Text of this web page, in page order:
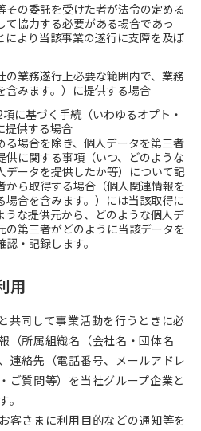
その委託を受けた者が法令の定める
協力する必要がある場合であっ
により当該事業の遂行に支障を及ぼ
の業務遂行上必要な範囲内で、業務
含みます。）に提供する場合
に基づく手続（いわゆるオプト・
提供する場合
る場合を除き、個人データを第三者
供に関する事項（いつ、どのような
データを提供したか等）について記
から取得する場合（個人関連情報を
合を含みます。）には当該取得に
うな提供元から、どのような個人デ
の第三者がどのように当該データを
・記録します。
用
共同して事業活動を行うときに必
（所属組織名（会社名・団体名
連絡先（電話番号、メールアドレ
ご質問等）を当社グループ企業と
客さまに利用目的などの通知等を